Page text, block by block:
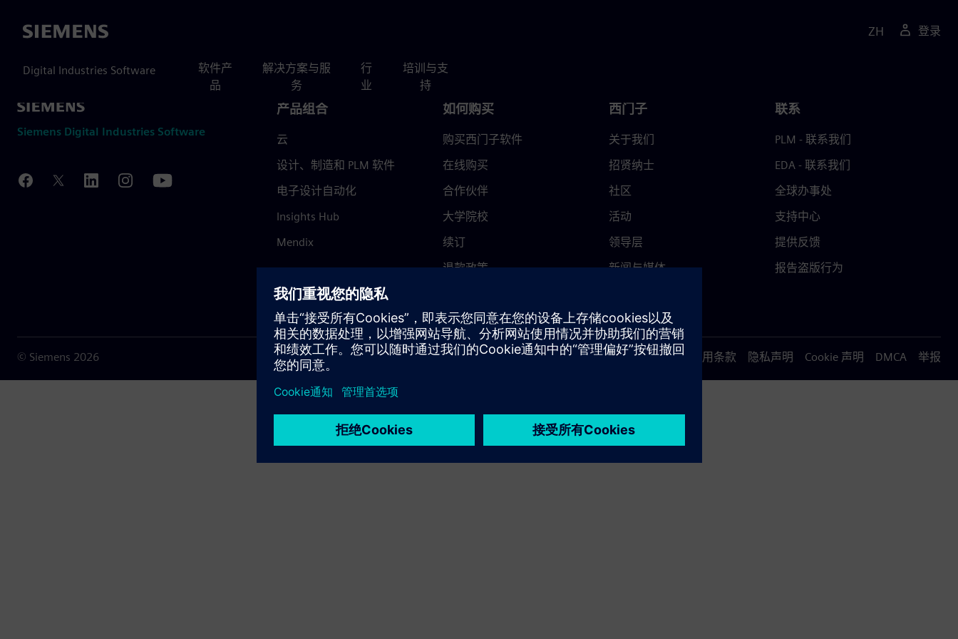
Siemens
Digital Industries Software
软件产
品
解决方案与服
务
行
业
培训与支
持
ZH 登录
Siemens Digital Industries Software
产品组合
云
设计、制造和 PLM 软件
电子设计自动化
Insights Hub
Mendix
如何购买
购买西门子软件
在线购买
合作伙伴
大学院校
续订
退款政策
西门子
关于我们
招贤纳士
社区
活动
领导层
新闻与媒体
联系
PLM - 联系我们
EDA - 联系我们
全球办事处
支持中心
提供反馈
报告盗版行为
© Siemens 2026 使用条款 隐私声明 Cookie 声明 DMCA 举报